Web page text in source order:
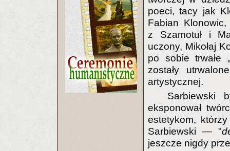
poeci, tacy jak
Fabian
z Szamotuł i
uczony, Mikołaj
po sobie trwałe
zostały
artystycznej.
Sarbiewski
eksponował
estetykom,
Sarbiewski — "
jeszcze nigdy